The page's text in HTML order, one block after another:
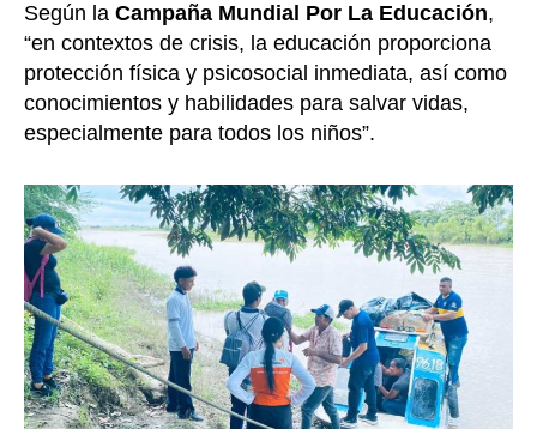
Según la Campaña Mundial Por La Educación,
“en contextos de crisis, la educación proporciona
protección física y psicosocial inmediata, así como
conocimientos y habilidades para salvar vidas,
especialmente para todos los niños”.